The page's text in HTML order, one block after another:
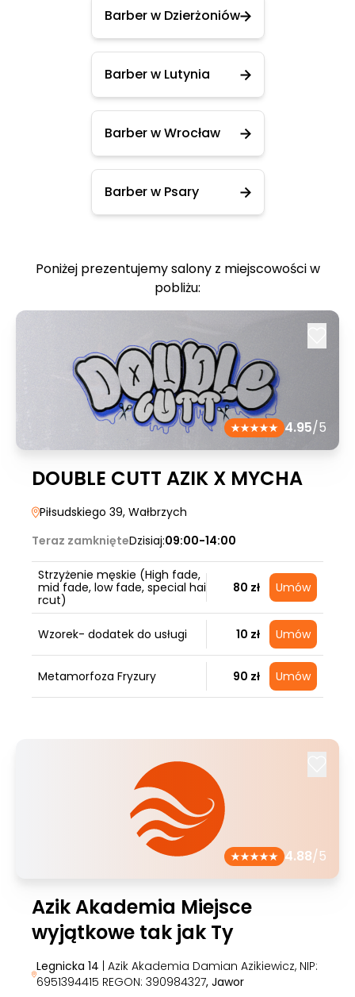
Barber w Dzierżoniów
Barber w Lutynia
Barber w Wrocław
Barber w Psary
Poniżej prezentujemy salony z miejscowości w
pobliżu:
4.95/5
DOUBLE CUTT AZIK X MYCHA
Piłsudskiego 39, Wałbrzych
Teraz zamknięteDzisiaj:09:00-14:00
Strzyżenie męskie (High fade,
mid fade, low fade, special hai
rcut)
80 zł Umów
Wzorek- dodatek do usługi 10 zł Umów
Metamorfoza Fryzury 90 zł Umów
4.88/5
Azik Akademia Miejsce
wyjątkowe tak jak Ty
Legnicka 14 | Azik Akademia Damian Azikiewicz, NIP:
6951394415 REGON: 390984327, Jawor